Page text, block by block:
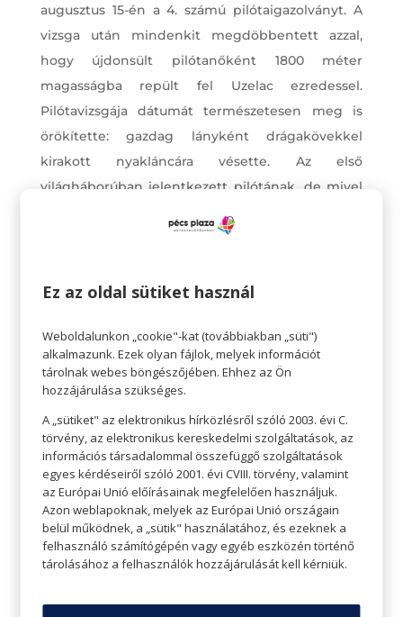
augusztus 15-én a 4. számú pilótaigazolványt. A
vizsga után mindenkit megdöbbentett azzal,
hogy újdonsült pilótanőként 1800 méter
magasságba repült fel Uzelac ezredessel.
Pilótavizsgája dátumát természetesen meg is
örökítette: gazdag lányként drágakövekkel
kirakott nyakláncára vésette. Az első
világháborúban jelentkezett pilótának, de mivel
elutasították, meg kellett elégednie a rövid ideig
tartó ápolónői szolgálattal.
repülést, és soha többé nem szállhatott fel. A
miatt Olaszországba űzte, ahol nyomorban élte le
hátralévő életét. Számos légibemutatót, versenyt
csinált végig abban a 3 évben, amíg repülhetett,
és bár több nem adatott meg neki, így is beírta
nevét a történelembe.
Ez az oldal sütiket használ
Weboldalunkon „cookie"-kat (továbbiakban „süti")
alkalmazunk. Ezek olyan fájlok, melyek információt
tárolnak webes böngészőjében. Ehhez az Ön
hozzájárulása szükséges.
A „sütiket" az elektronikus hírközlésről szóló 2003. évi C.
törvény, az elektronikus kereskedelmi szolgáltatások, az
információs társadalommal összefüggő szolgáltatások
egyes kérdéseiről szóló 2001. évi CVIII. törvény, valamint
az Európai Unió előírásainak megfelelően használjuk.
Azon weblapoknak, melyek az Európai Unió országain
belül működnek, a „sütik" használatához, és ezeknek a
felhasználó számítógépén vagy egyéb eszközén történő
tárolásához a felhasználók hozzájárulását kell kérniük.